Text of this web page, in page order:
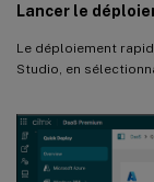
Lancer le
Le déploiement
Studio, en